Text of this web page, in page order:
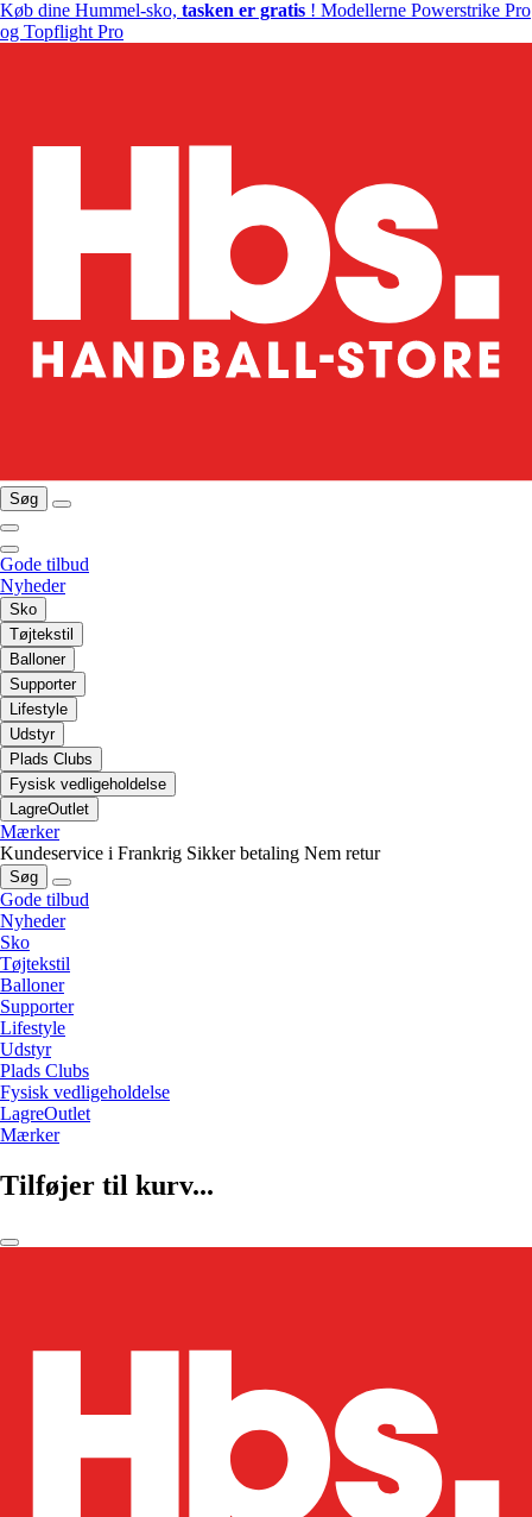
Køb dine Hummel-sko, tasken er gratis ! Modellerne Powerstrike Pro
og Topflight Pro
Søg
Gode tilbud
Nyheder
Sko
Tøjtekstil
Balloner
Supporter
Lifestyle
Udstyr
Plads Clubs
Fysisk vedligeholdelse
LagreOutlet
Mærker
Kundeservice i Frankrig Sikker betaling Nem retur
Søg
Gode tilbud
Nyheder
Sko
Tøjtekstil
Balloner
Supporter
Lifestyle
Udstyr
Plads Clubs
Fysisk vedligeholdelse
LagreOutlet
Mærker
Tilføjer til kurv...